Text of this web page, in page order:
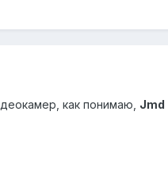
как понимаю, Jmd